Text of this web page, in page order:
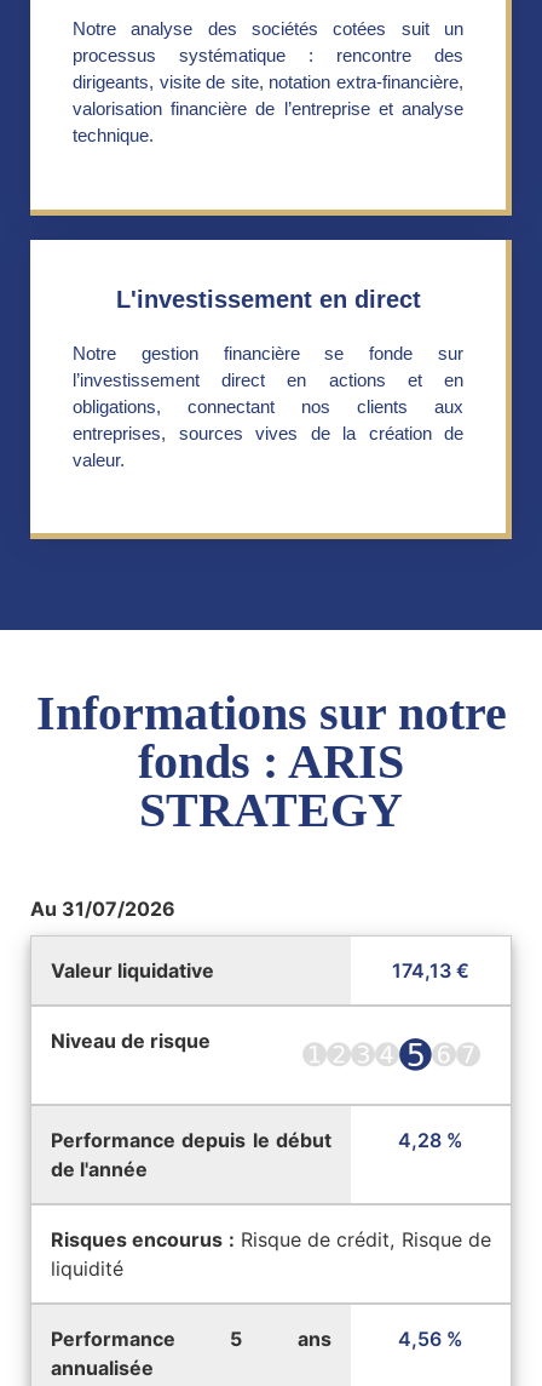
Notre analyse des sociétés cotées suit un
processus systématique : rencontre des
dirigeants, visite de site, notation extra-financière,
valorisation financière de l’entreprise et analyse
technique.
L'investissement en direct
Notre gestion financière se fonde sur
l’investissement direct en actions et en
obligations, connectant nos clients aux
entreprises, sources vives de la création de
valeur.
Informations sur notre
fonds : ARIS
STRATEGY
Au 31/07/2026
Valeur liquidative 174,13 €
Niveau de risque ➊➋➌➍➎➏➐
Performance depuis le début
de l'année
4,28 %
Risques encourus : Risque de crédit, Risque de
liquidité
Performance 5 ans
annualisée
4,56 %